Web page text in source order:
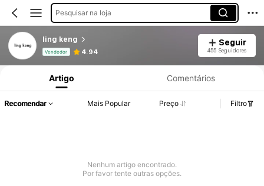
Pesquisar na loja
ling keng
Vendedor 4.94
Seguir
455 Seguidores
Informações do Produto: Divulgação de Preço, Vendas e Detalhes de Stock.
Artigo Comentários
Recomendar Mais Popular Preço Filtro
Nenhum artigo encontrado.
Por favor tente outras opções.